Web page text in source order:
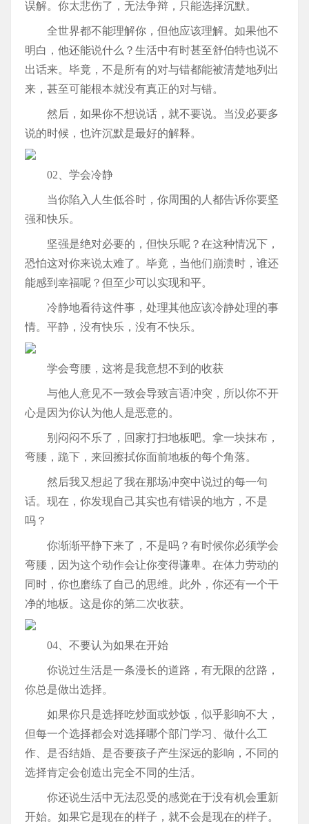
误解。你太悲伤了，无法争辩，只能选择沉默。
全世界都不能理解你，但他应该理解。如果他不
明白，他还能说什么？生活中有时甚至舒伯特也说不
出话来。毕竟，不是所有的对与错都能被清楚地列出
来，甚至可能根本就没有真正的对与错。
然后，如果你不想说话，就不要说。当没必要多
说的时候，也许沉默是最好的解释。
02、学会冷静
当你陷入人生低谷时，你周围的人都告诉你要坚
强和快乐。
坚强是绝对必要的，但快乐呢？在这种情况下，
恐怕这对你来说太难了。毕竟，当他们崩溃时，谁还
能感到幸福呢？但至少可以实现和平。
冷静地看待这件事，处理其他应该冷静处理的事
情。平静，没有快乐，没有不快乐。
学会弯腰，这将是我意想不到的收获
与他人意见不一致会导致言语冲突，所以你不开
心是因为你认为他人是恶意的。
别闷闷不乐了，回家打扫地板吧。拿一块抹布，
弯腰，跪下，来回擦拭你面前地板的每个角落。
然后我又想起了我在那场冲突中说过的每一句
话。现在，你发现自己其实也有错误的地方，不是
吗？
你渐渐平静下来了，不是吗？有时候你必须学会
弯腰，因为这个动作会让你变得谦卑。在体力劳动的
同时，你也磨练了自己的思维。此外，你还有一个干
净的地板。这是你的第二次收获。
04、不要认为如果在开始
你说过生活是一条漫长的道路，有无限的岔路，
你总是做出选择。
如果你只是选择吃炒面或炒饭，似乎影响不大，
但每一个选择都会对选择哪个部门学习、做什么工
作、是否结婚、是否要孩子产生深远的影响，不同的
选择肯定会创造出完全不同的生活。
你还说生活中无法忍受的感觉在于没有机会重新
开始。如果它是现在的样子，就不会是现在的样子。